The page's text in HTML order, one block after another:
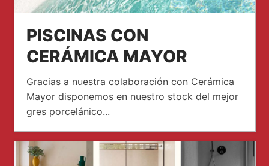
PISCINAS CON
CERÁMICA MAYOR
Gracias a nuestra colaboración con Cerámica
Mayor disponemos en nuestro stock del mejor
gres porcelánico...